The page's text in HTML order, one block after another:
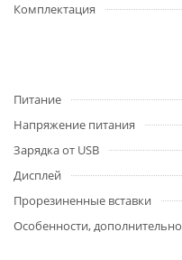
Комплектация
Питание
Напряжение питания
Зарядка от USB
Дисплей
Прорезиненные вставки
Особенности, дополнительно